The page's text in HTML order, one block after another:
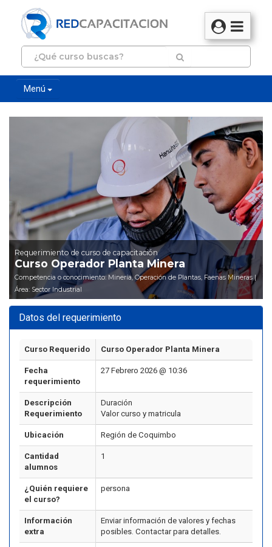
Menú
Requerimiento de curso de capacitación
Curso Operador Planta Minera
Competencia o conocimiento: Minería, Operación de Plantas, Faenas Mineras |
Área: Sector Industrial
Datos del requerimiento
Curso Requerido Curso Operador Planta Minera
Fecha
requerimiento
27 Febrero 2026 @ 10:36
Descripción
Requerimiento
Duración
Valor curso y matricula
Ubicación Región de Coquimbo
Cantidad
alumnos
1
¿Quién requiere
el curso?
persona
Información
extra
Enviar información de valores y fechas
posibles. Contactar para detalles.